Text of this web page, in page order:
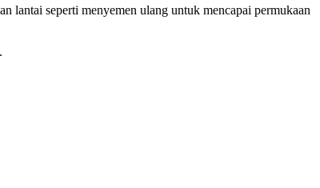
lantai seperti menyemen ulang untuk mencapai permukaan
.